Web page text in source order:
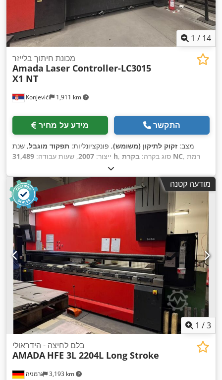
1 / 14
Konjevići 1,911 km
מכונת חיתוך בלייזר
Amada Laser Controller-LC3015
X1 NT
מידע על מחיר התקשר
מצב: זקוק לתיקון (משומש), פונקציונליות: תפקוד מוגבל, שנת
ייצור: 2007, שעות עבודה: 31,489 h , סוג בקרה: בקרת NC, רמת
אוטומציה:, סוג לייזר:
h
, הספק לייזר:4,000 וואט , עובי מירבי של לוח:22 מ"מ
, עובי מירבי
של יריעת פלדה: 22 מ"מ , עובי מקסימלי של פח נירוסטה:8 מ"מ
,
עובי מירבי של יריעת אלומיניום:6 מ"מ , אורך שולחן: 3,000 מ"מ
,
רוחב שולחן:1,500 מ"מ , אורך עבודה:3,000 מ"מ
, רוחב עבודה:
3,000 מ"מ,
מודעה קטנה
1 /3
גרמניה 3,193 km
בלם לחיצה - הידראולי
AMADA HFE 3L 2204L Long Stroke